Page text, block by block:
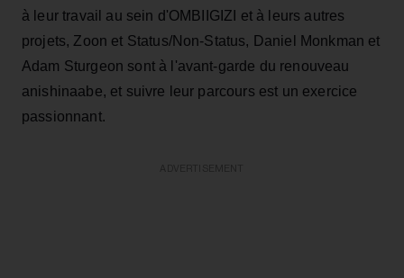
à leur travail au sein d'OMBIIGIZI et à leurs autres
projets, Zoon et Status/Non-Status, Daniel Monkman et
Adam Sturgeon sont à l'avant-garde du renouveau
anishinaabe, et suivre leur parcours est un exercice
passionnant.